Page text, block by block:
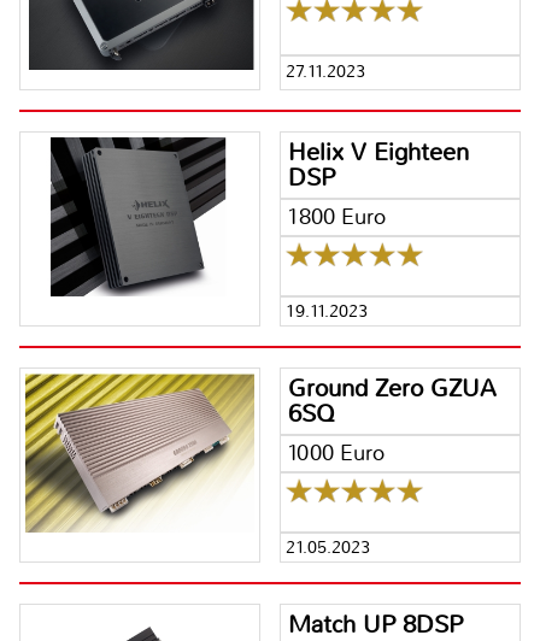
27.11.2023
Helix V Eighteen
DSP
1800 Euro
19.11.2023
Ground Zero GZUA
6SQ
1000 Euro
21.05.2023
Match UP 8DSP